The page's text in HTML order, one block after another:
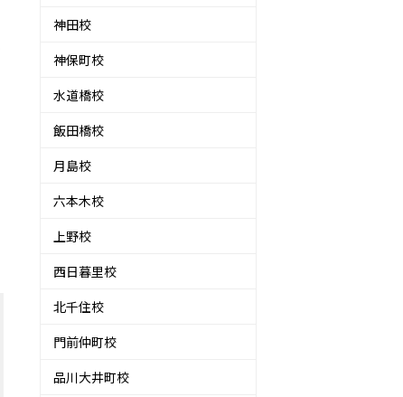
神田校
神保町校
水道橋校
飯田橋校
月島校
六本木校
上野校
西日暮里校
北千住校
門前仲町校
品川大井町校